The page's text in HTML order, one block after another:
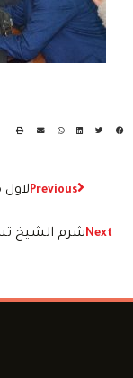
Previous
Nextشرم الشيخ